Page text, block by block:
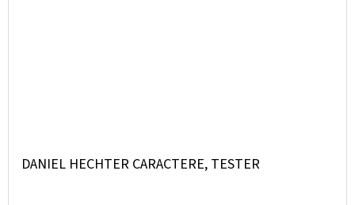
DANIEL HECHTER CARACTERE, TESTER